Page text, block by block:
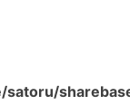
satoru/